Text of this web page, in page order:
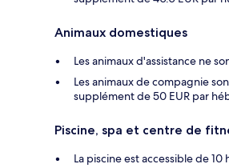
Animaux domestiques
Les animaux d'assistance ne
Les animaux de compagnie
supplément de 50 EUR par
Piscine, spa et centre de
La piscine est accessible de 10